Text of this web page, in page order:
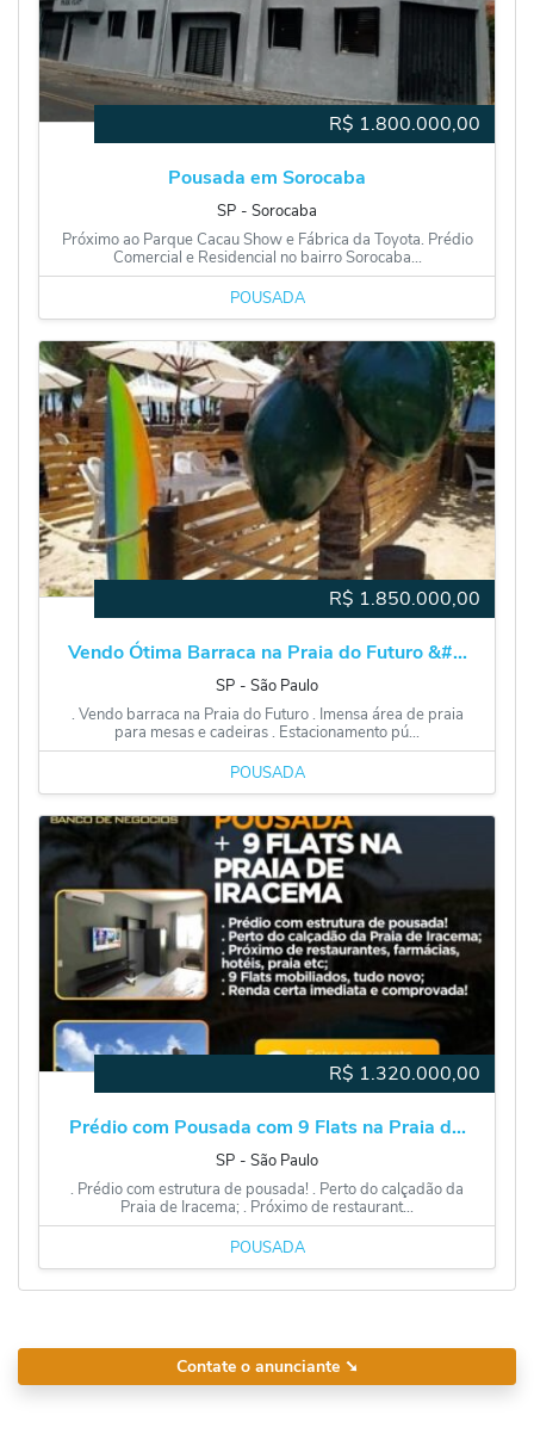
R$ 1.800.000,00
Pousada em Sorocaba
SP ‐ Sorocaba
Próximo ao Parque Cacau Show e Fábrica da Toyota. Prédio
Comercial e Residencial no bairro Sorocaba...
POUSADA
R$ 1.850.000,00
Vendo Ótima Barraca na Praia do Futuro &#...
SP ‐ São Paulo
. Vendo barraca na Praia do Futuro . Imensa área de praia
para mesas e cadeiras . Estacionamento pú...
POUSADA
R$ 1.320.000,00
Prédio com Pousada com 9 Flats na Praia d...
SP ‐ São Paulo
. Prédio com estrutura de pousada! . Perto do calçadão da
Praia de Iracema; . Próximo de restaurant...
POUSADA
Contate o anunciante ➘